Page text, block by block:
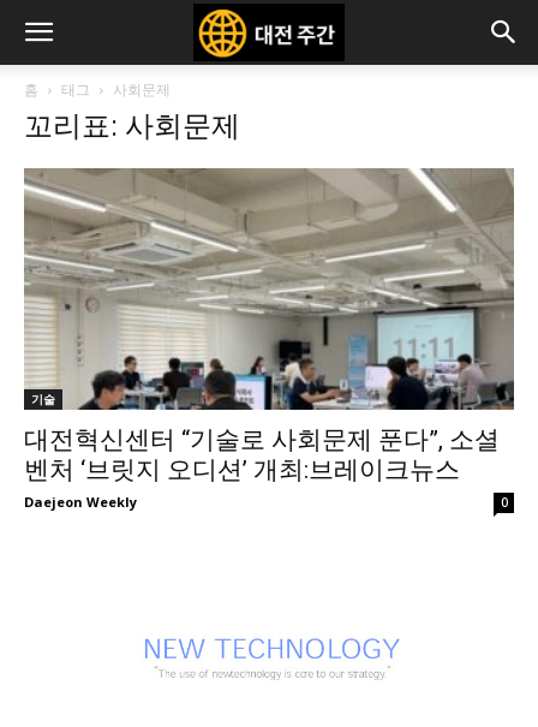
홈 태그 사회문제
꼬리표: 사회문제
기술
대전혁신센터 “기술로 사회문제 푼다”, 소셜
벤처 ‘브릿지 오디션’ 개최:브레이크뉴스
Daejeon Weekly 0